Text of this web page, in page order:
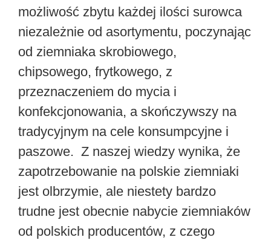
możliwość zbytu każdej ilości surowca
niezależnie od asortymentu, poczynając
od ziemniaka skrobiowego,
chipsowego, frytkowego, z
przeznaczeniem do mycia i
konfekcjonowania, a skończywszy na
tradycyjnym na cele konsumpcyjne i
paszowe. Z naszej wiedzy wynika, że
zapotrzebowanie na polskie ziemniaki
jest olbrzymie, ale niestety bardzo
trudne jest obecnie nabycie ziemniaków
od polskich producentów, z czego